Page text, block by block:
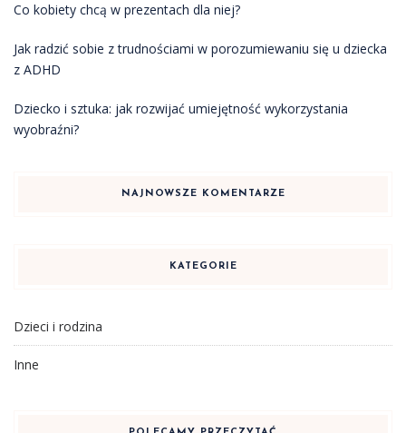
Co kobiety chcą w prezentach dla niej?
Jak radzić sobie z trudnościami w porozumiewaniu się u dziecka
z ADHD
Dziecko i sztuka: jak rozwijać umiejętność wykorzystania
wyobraźni?
NAJNOWSZE KOMENTARZE
KATEGORIE
Dzieci i rodzina
Inne